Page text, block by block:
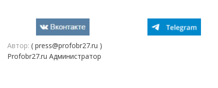
Автор: ( press@profobr27.ru )
Profobr27.ru Администратор